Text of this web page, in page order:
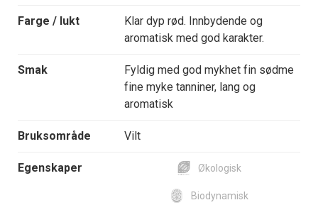
Farge / lukt
Klar dyp rød. Innbydende og
aromatisk med god karakter.
Smak
Fyldig med god mykhet fin sødme
fine myke tanniner, lang og
aromatisk
Bruksområde Vilt
Egenskaper Økologisk
Biodynamisk